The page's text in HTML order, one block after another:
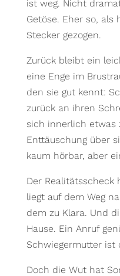
ist weg. Nicht
Getöse. Eher so,
Stecker gezogen.
Zurück bleibt ein
eine Enge im
den sie gut kennt:
zurück an ihren
sich innerlich etwas
Enttäuschung über
kaum hörbar, aber
Der Realitätsscheck
liegt auf dem Weg
dem zu Klara. Und
Hause. Ein Anruf
Schwiegermutter ist
Doch die Wut hat